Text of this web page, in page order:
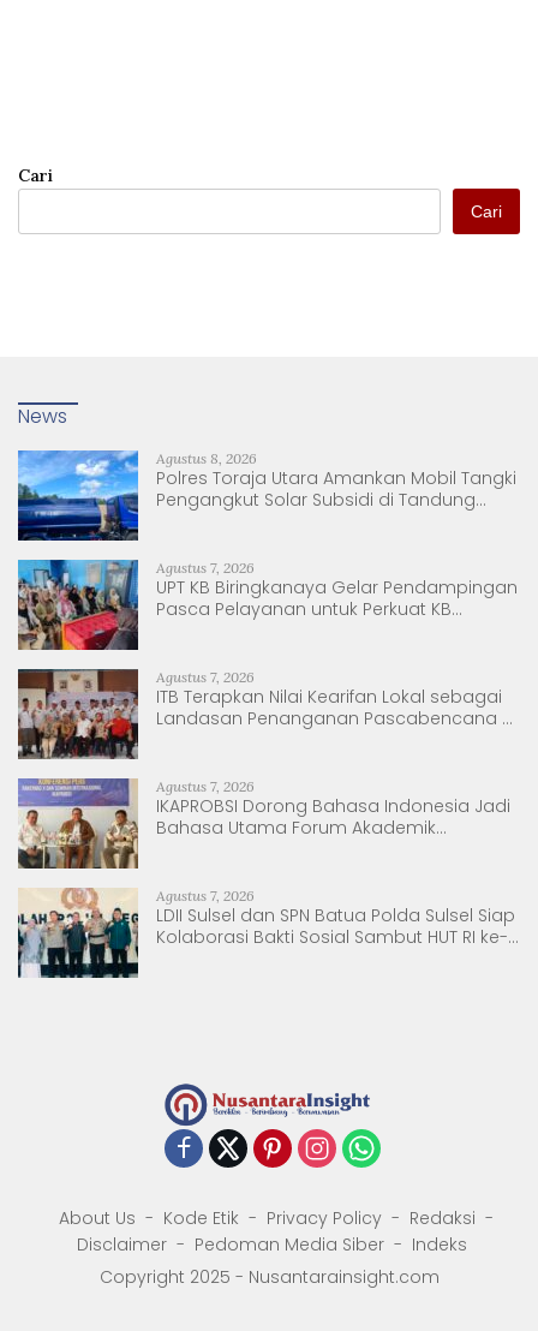
Cari
Cari
News
Agustus 8, 2026
Polres Toraja Utara Amankan Mobil Tangki
Pengangkut Solar Subsidi di Tandung
Agustus 7, 2026
UPT KB Biringkanaya Gelar Pendampingan
Pasca Pelayanan untuk Perkuat KB
Agustus 7, 2026
ITB Terapkan Nilai Kearifan Lokal sebagai
Landasan Penanganan Pascabencana di
Agustus 7, 2026
IKAPROBSI Dorong Bahasa Indonesia Jadi
Bahasa Utama Forum Akademik
Agustus 7, 2026
LDII Sulsel dan SPN Batua Polda Sulsel Siap
Kolaborasi Bakti Sosial Sambut HUT RI ke-
About Us Kode Etik Privacy Policy
Redaksi
Disclaimer
Pedoman Media Siber
Indeks
Copyright 2025 - Nusantarainsight.com